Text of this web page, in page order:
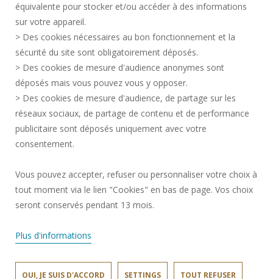
LEGAL INFORMATION
CREDITS
PRESS AREA
SOCIAL MAP
CONTACT
Join us !
équivalente pour stocker et/ou accéder à des informations
sur votre appareil.
> Des cookies nécessaires au bon fonctionnement et la
sécurité du site sont obligatoirement déposés.
> Des cookies de mesure d'audience anonymes sont
déposés mais vous pouvez vous y opposer.
> Des cookies de mesure d'audience, de partage sur les
réseaux sociaux, de partage de contenu et de performance
publicitaire sont déposés uniquement avec votre
consentement.
Vous pouvez accepter, refuser ou personnaliser votre choix à
tout moment via le lien "Cookies" en bas de page. Vos choix
seront conservés pendant 13 mois.
Plus d'informations
OUI, JE SUIS D'ACCORD SETTINGS TOUT REFUSER